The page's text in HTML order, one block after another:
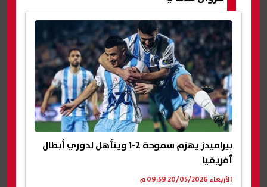
بيراميدز يهزم سموحة 2-1 ويتأهل لدوري أبطال
أفريقيا
الأربعاء 20/05/2026 09:59 م